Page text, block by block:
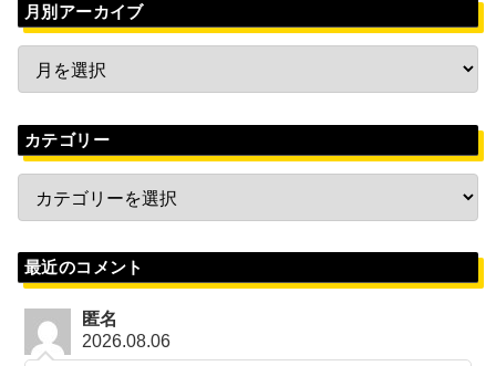
月別アーカイブ
カテゴリー
最近のコメント
匿名
2026.08.06